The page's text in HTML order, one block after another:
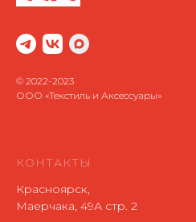
© 2022-2023
ООО «Текстиль и Аксессуары»
КОНТАКТЫ
Красноярск,
Маерчака, 49А стр. 2